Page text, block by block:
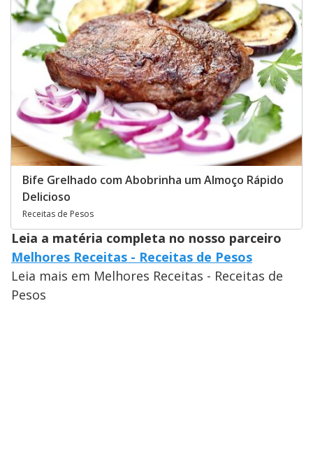
Bife Grelhado com Abobrinha um Almoço Rápido
Delicioso
Receitas de Pesos
Leia a matéria completa no nosso parceiro
Melhores Receitas - Receitas de Pesos
Leia mais em Melhores Receitas - Receitas de
Pesos